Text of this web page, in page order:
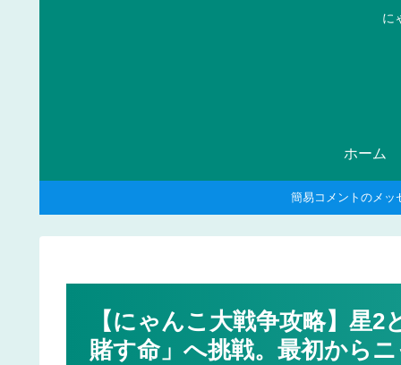
に
ホーム
簡易コメントのメッ
【にゃんこ大戦争攻略】星
賭す命」へ挑戦。最初から